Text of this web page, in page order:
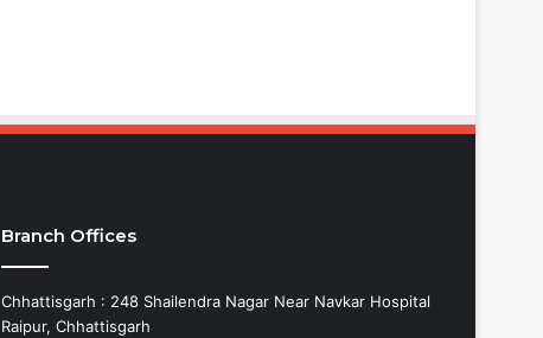
Branch Offices
Chhattisgarh : 248 Shailendra Nagar Near Navkar Hospital
Raipur, Chhattisgarh